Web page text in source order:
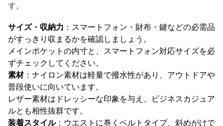
す。
サイズ・収納力 ：スマートフォン・財布・鍵などの必需品
がすっきり収まるかを確認しましょう。
メインポケットの内寸と、スマートフォン対応サイズを必
ずチェックしてください。
素材：ナイロン素材は軽量で撥水性があり、アウトドアや
普段使いに向いています。
レザー素材はドレッシーな印象を与え、ビジネスカジュア
ルとも相性抜群です。
装着スタイル：ウエストに巻くベルトタイプ、斜めがけで